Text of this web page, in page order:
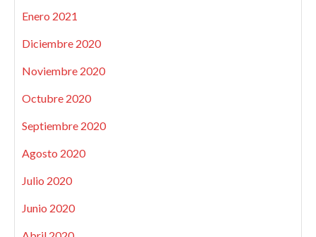
Enero 2021
Diciembre 2020
Noviembre 2020
Octubre 2020
Septiembre 2020
Agosto 2020
Julio 2020
Junio 2020